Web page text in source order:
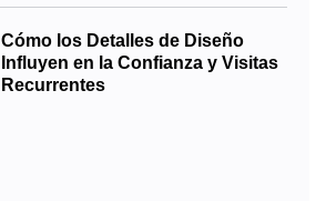
Cómo los Detalles de Diseño
Influyen en la Confianza y Visitas
Recurrentes